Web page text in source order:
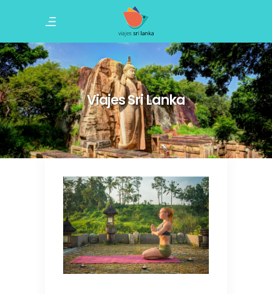
Viajes Sri Lanka